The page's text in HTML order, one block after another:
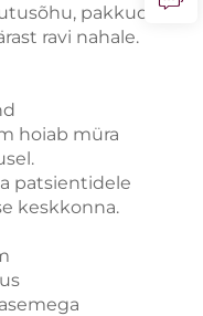
pakkudes
ravi nahale.
hoiab müra
patsientidele
keskkonna.